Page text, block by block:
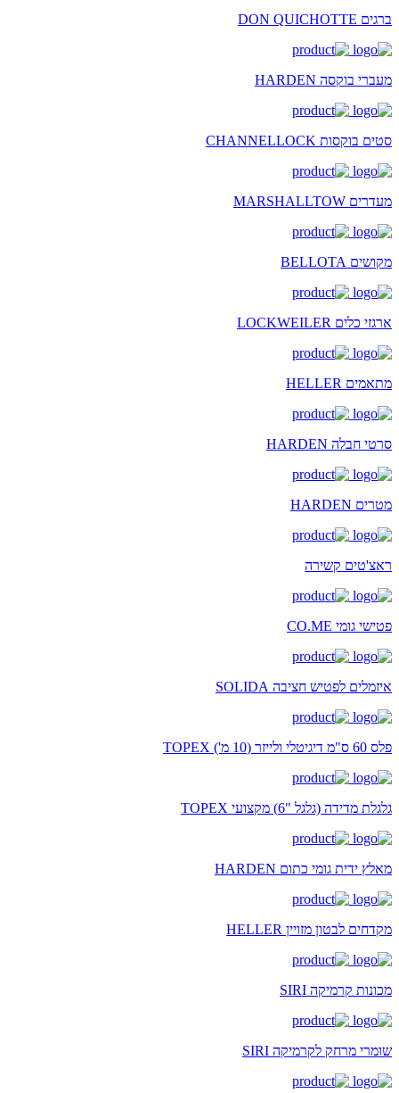
ברגים DON QUICHOTTE
מעברי בוקסה HARDEN
סטים בוקסות CHANNELLOCK
מעדרים MARSHALLTOW
מקושים BELLOTA
ארגזי כלים LOCKWEILER
מתאמים HELLER
סרטי חבלה HARDEN
מטרים HARDEN
ראצ'טים קשירה
פטישי גומי CO.ME
איזמלים לפטיש חציבה SOLIDA
פלס 60 ס"מ דיגיטלי ולייזר (10 מ') TOPEX
גלגלת מדידה (גלגל "6) מקצועי TOPEX
מאלץ ידית גומי כתום HARDEN
מקדחים לבטון מזויין HELLER
מכונות קרמיקה SIRI
שומרי מרחק לקרמיקה SIRI